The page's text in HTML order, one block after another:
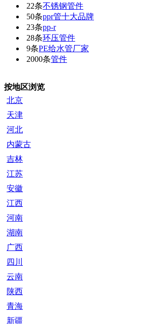
22条不锈钢管件
50条ppr管十大品牌
23条pp-r
28条环压管件
9条PE给水管厂家
2000条管件
按地区浏览
北京
天津
河北
内蒙古
吉林
江苏
安徽
江西
河南
湖南
广西
四川
云南
陕西
青海
新疆